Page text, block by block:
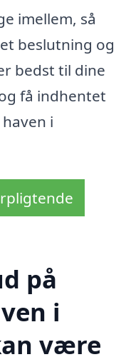
imellem, så
beslutning og
bedst til dine
få indhentet
i
på
i
være